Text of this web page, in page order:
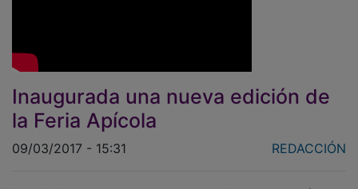
Inaugurada una nueva edición de
la Feria Apícola
09/03/2017 - 15:31 REDACCIÓN